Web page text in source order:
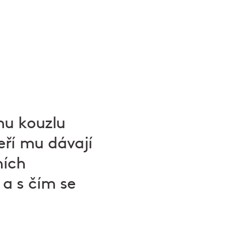
kouzlu
mu dávají
s čím se